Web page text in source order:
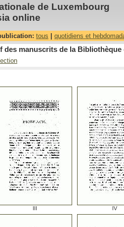
de Luxembourg
online
tous quotidiens et
des manuscrits de la
III IV